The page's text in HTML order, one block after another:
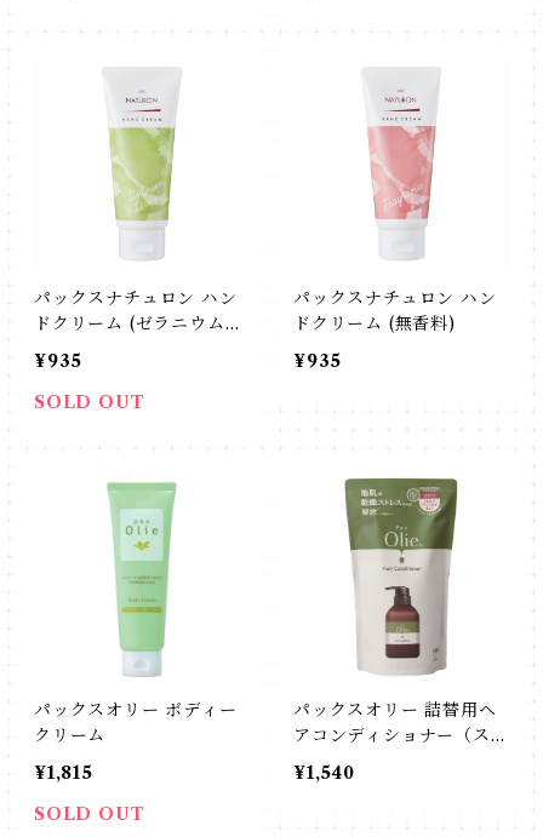
パックスナチュロン ハン
ドクリーム (ゼラニウム&
ラベンダー)
¥935
SOLD OUT
パックスナチュロン ハン
ドクリーム (無香料)
¥935
パックスオリー ボディー
クリーム
¥1,815
SOLD OUT
パックスオリー 詰替用ヘ
アコンディショナー（スパ
イシートワイライト）
¥1,540